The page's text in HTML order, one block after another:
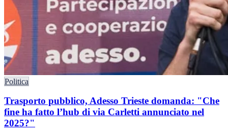
Politica
Trasporto pubblico, Adesso Trieste domanda: "Che
fine ha fatto l’hub di via Carletti annunciato nel
2025?"